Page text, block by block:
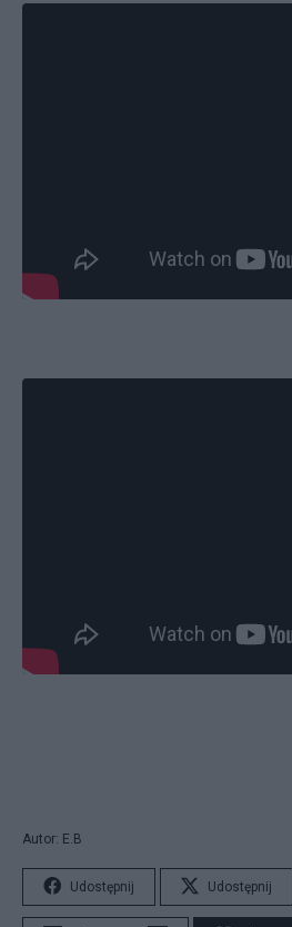
Autor: E.B
Udostępnij Udostępnij